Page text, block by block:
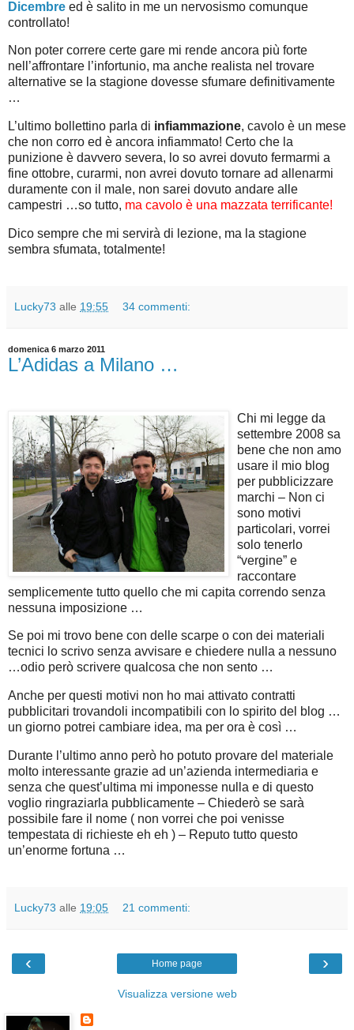
Dicembre ed è salito in me un nervosismo comunque
controllato!
Non poter correre certe gare mi rende ancora più forte
nell’affrontare l’infortunio, ma anche realista nel trovare
alternative se la stagione dovesse sfumare definitivamente
…
L’ultimo bollettino parla di infiammazione, cavolo è un mese
che non corro ed è ancora infiammato! Certo che la
punizione è davvero severa, lo so avrei dovuto fermarmi a
fine ottobre, curarmi, non avrei dovuto tornare ad allenarmi
duramente con il male, non sarei dovuto andare alle
campestri …so tutto, ma cavolo è una mazzata terrificante!
Dico sempre che mi servirà di lezione, ma la stagione
sembra sfumata, totalmente!
Lucky73 alle 19:55 34 commenti:
domenica 6 marzo 2011
L’Adidas a Milano …
Chi mi legge da
settembre 2008 sa
bene che non amo
usare il mio blog
per pubblicizzare
marchi – Non ci
sono motivi
particolari, vorrei
solo tenerlo
“vergine” e
raccontare
semplicemente tutto quello che mi capita correndo senza
nessuna imposizione …
Se poi mi trovo bene con delle scarpe o con dei materiali
tecnici lo scrivo senza avvisare e chiedere nulla a nessuno
…odio però scrivere qualcosa che non sento …
Anche per questi motivi non ho mai attivato contratti
pubblicitari trovandoli incompatibili con lo spirito del blog …
un giorno potrei cambiare idea, ma per ora è così …
Durante l’ultimo anno però ho potuto provare del materiale
molto interessante grazie ad un’azienda intermediaria e
senza che quest’ultima mi imponesse nulla e di questo
voglio ringraziarla pubblicamente – Chiederò se sarà
possibile fare il nome ( non vorrei che poi venisse
tempestata di richieste eh eh ) – Reputo tutto questo
un’enorme fortuna …
Lucky73 alle 19:05 21 commenti:
‹ ›
Home page
Visualizza versione web